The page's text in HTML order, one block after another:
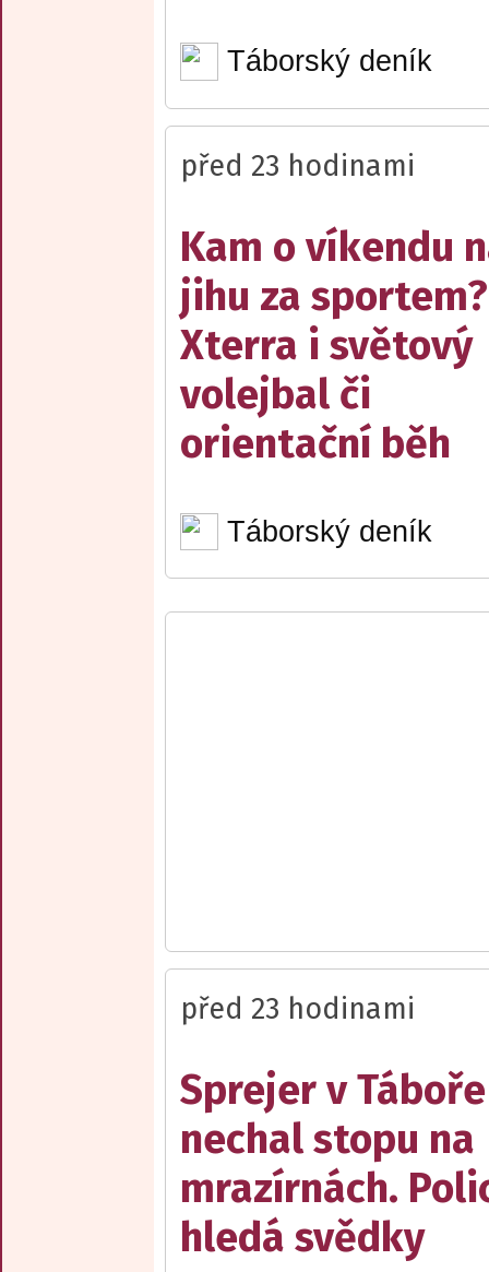
Táborský deník
před 23 hodinami
Kam o víkendu
jihu za sportem?
Xterra i světový
volejbal či
orientační běh
Táborský deník
před 23 hodinami
Sprejer v Táboře
nechal stopu na
mrazírnách.
hledá svědky